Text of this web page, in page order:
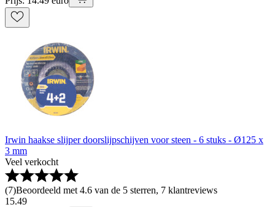
Irwin haakse slijper doorslijpschijven voor steen - 6 stuks - Ø125 x
3 mm
Veel verkocht
(7)Beoordeeld met 4.6 van de 5 sterren, 7 klantreviews
15.49